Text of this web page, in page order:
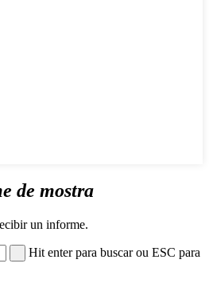
de mostra
un informe.
Hit enter para buscar ou ESC para